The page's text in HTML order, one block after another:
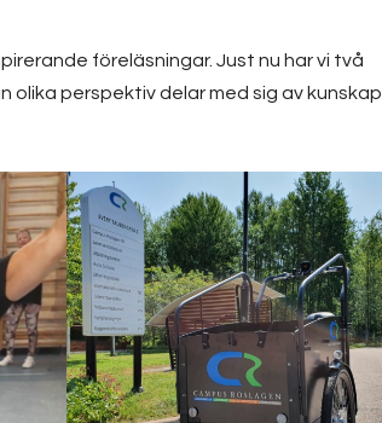
föreläsningar. Just nu har vi två
olika perspektiv delar med sig av kunskap